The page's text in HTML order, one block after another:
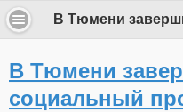
В Тюмени
социальный